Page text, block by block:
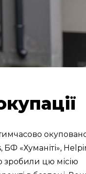
БФ «Хуманіті»,
зробили цю місію